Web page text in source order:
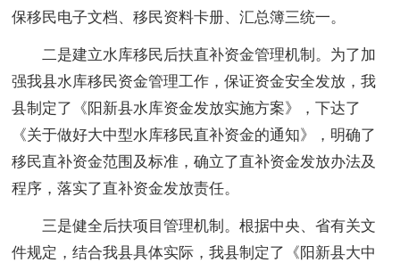
保移民电子文档、移民资料卡册、汇总簿三统一。
二是建立水库移民后扶直补资金管理机制。为了加
强我县水库移民资金管理工作，保证资金安全发放，我
县制定了《阳新县水库资金发放实施方案》，下达了
《关于做好大中型水库移民直补资金的通知》，明确了
移民直补资金范围及标准，确立了直补资金发放办法及
程序，落实了直补资金发放责任。
三是健全后扶项目管理机制。根据中央、省有关文
件规定，结合我县具体实际，我县制定了《阳新县大中